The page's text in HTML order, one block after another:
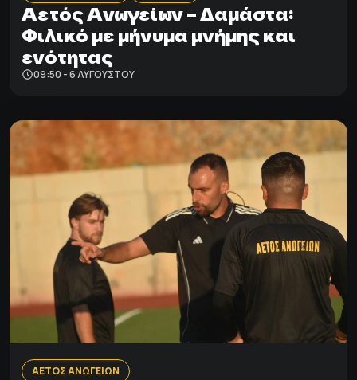
Αετός Ανωγείων – Δαμάστα:
Φιλικό με μήνυμα μνήμης και
ενότητας
09:50 - 6 ΑΥΓΟΎΣΤΟΥ
ΑΕΤΟΣ ΑΝΩΓΕΙΩΝ